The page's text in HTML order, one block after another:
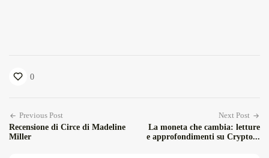
0
Previous Post
Recensione di Circe di Madeline
Miller
Next Post
La moneta che cambia: letture
e approfondimenti su Crypto...